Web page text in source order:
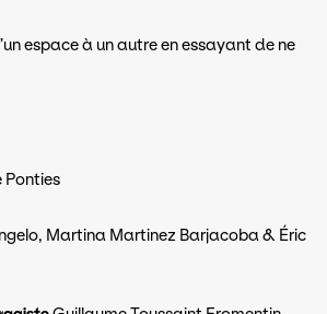
espace à un autre en essayant de ne
Ponties
Martina Martinez Barjacoba & Éric